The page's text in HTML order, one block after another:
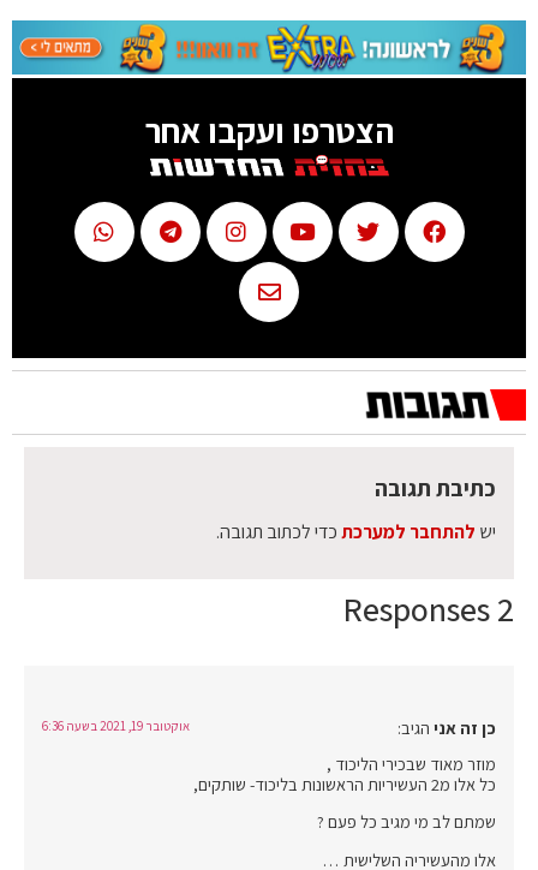
הצטרפו ועקבו אחר
2 Responses
כן זה אני הגיב: אוקטובר 19, 2021 בשעה 6:36
מוזר מאוד שבכירי הליכוד ,
כל אלו מ2 העשיריות הראשונות בליכוד- שותקים,
שמתם לב מי מגיב כל פעם ?
אלו מהעשיריה השלישית …
כתיבת תגובה
יש להתחבר למערכתכדי לכתוב תגובה.